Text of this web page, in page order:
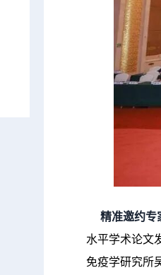
精准邀约专
水平学术论文
免疫学研究所